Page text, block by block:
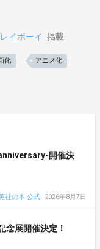
イボーイ 掲載
化 アニメ化
開催決
社の本 公式
2026年8月7日
念展開催決定！